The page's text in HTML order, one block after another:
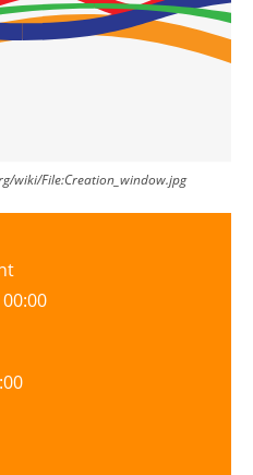
wiki/File:Creation_window.jpg